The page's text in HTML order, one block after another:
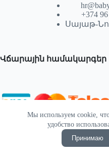
Мы используем cookie,
удобство
Принимаю
+374
Սայաթ-
Վճարային համակարգեր
© 2026 |